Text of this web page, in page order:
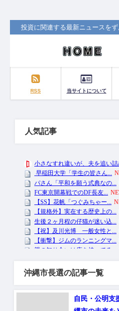
投資に関連する最新ニュースを
RSS 当サイトについて
人気記事
沖縄市長選の記事一覧
自民・公明支